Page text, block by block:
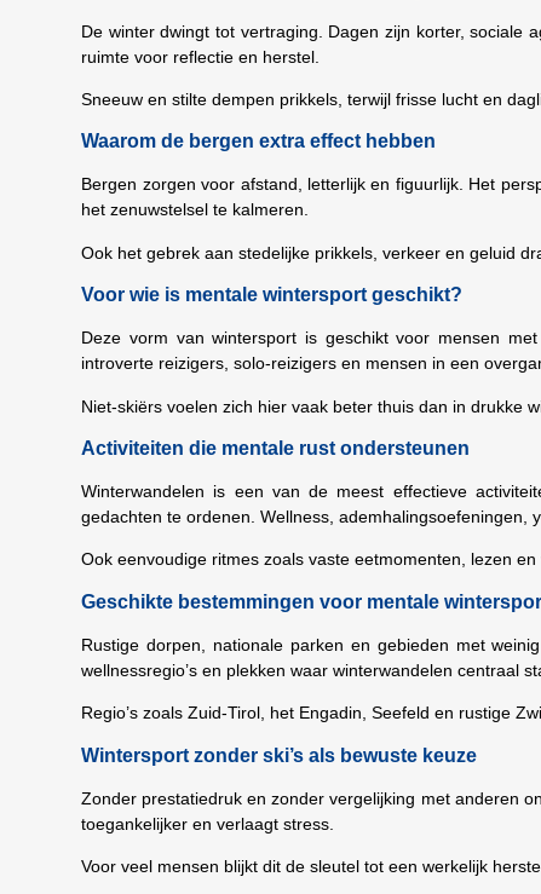
De winter dwingt tot vertraging. Dagen zijn korter, sociale
ruimte voor reflectie en herstel.
Sneeuw en stilte dempen prikkels, terwijl frisse lucht en
Waarom de bergen extra effect hebben
Bergen zorgen voor afstand, letterlijk en figuurlijk. Het
het zenuwstelsel te kalmeren.
Ook het gebrek aan stedelijke prikkels, verkeer en geluid
Voor wie is mentale wintersport geschikt?
Deze vorm van wintersport is geschikt voor mensen
introverte reizigers, solo-reizigers en mensen in een
Niet-skiërs voelen zich hier vaak beter thuis dan in drukke
Activiteiten die mentale rust ondersteunen
Winterwandelen is een van de meest effectieve
gedachten te ordenen. Wellness, ademhalingsoefeningen,
Ook eenvoudige ritmes zoals vaste eetmomenten, lezen
Geschikte bestemmingen voor mentale
Rustige dorpen, nationale parken en gebieden met
wellnessregio’s en plekken waar winterwandelen centraal
Regio’s zoals Zuid-Tirol, het Engadin, Seefeld en rustige
Wintersport zonder ski’s als bewuste keuze
Zonder prestatiedruk en zonder vergelijking met anderen
toegankelijker en verlaagt stress.
Voor veel mensen blijkt dit de sleutel tot een werkelijk